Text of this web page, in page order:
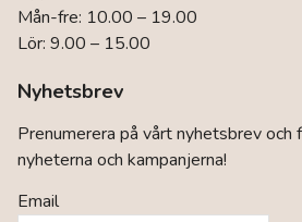
Mån-fre: 10.00 – 19.00
Lör: 9.00 – 15.00
Nyhetsbrev
Prenumerera på vårt nyhetsbrev
nyheterna och kampanjerna!
Email